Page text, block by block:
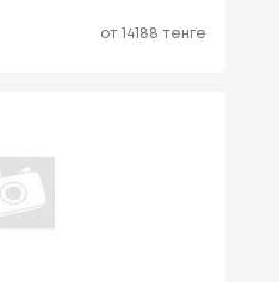
от 14188 тенге